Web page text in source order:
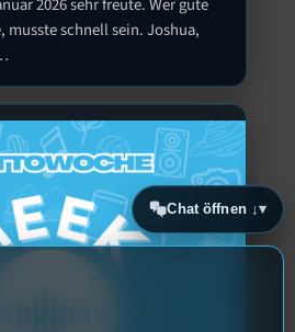
schnell sein. Joshua,
Chat öffnen ↓